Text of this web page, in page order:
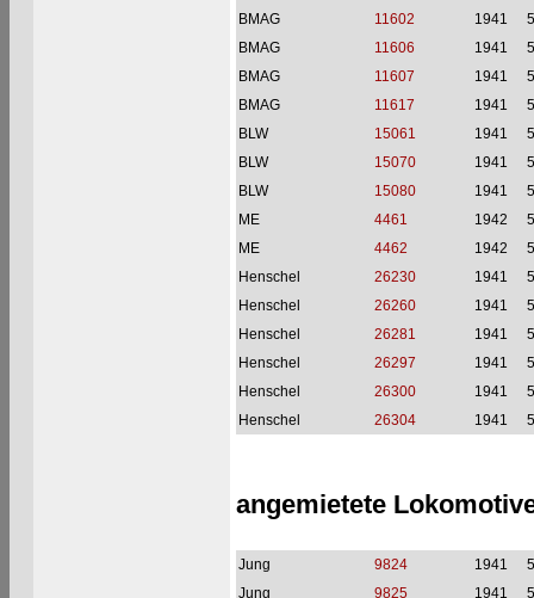
BMAG
11602 1941
BMAG
11606 1941
BMAG
11607 1941
BMAG
11617 1941
BLW
15061 1941
BLW
15070 1941
BLW
15080 1941
ME
4461 1942
ME
4462 1942
Henschel
26230 1941
Henschel
26260 1941
Henschel
26281 1941
Henschel
26297 1941
Henschel
26300 1941
Henschel
26304 1941
angemietete
Jung 9824 1941
Jung
9825 1941